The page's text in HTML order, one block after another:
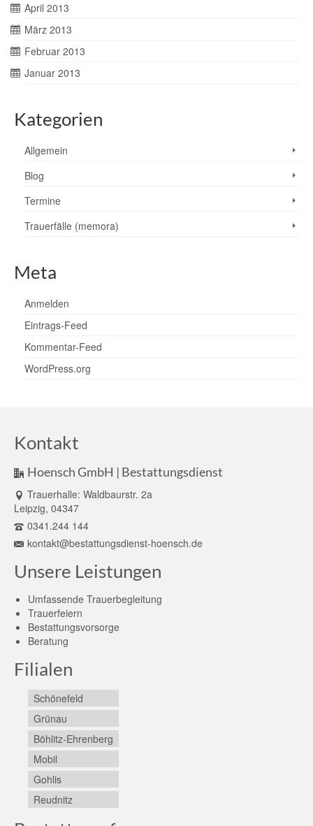
April 2013
März 2013
Februar 2013
Januar 2013
Kategorien
Allgemein
Blog
Termine
Trauerfälle (memora)
Meta
Anmelden
Eintrags-Feed
Kommentar-Feed
WordPress.org
Kontakt
Hoensch GmbH | Bestattungsdienst
Trauerhalle: Waldbaurstr. 2a
Leipzig, 04347
0341.244 144
kontakt@bestattungsdienst-hoensch.de
Unsere Leistungen
Umfassende Trauerbegleitung
Trauerfeiern
Bestattungsvorsorge
Beratung
Filialen
Schönefeld
Grünau
Böhlitz-Ehrenberg
Mobil
Gohlis
Reudnitz